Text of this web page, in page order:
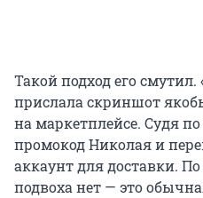
Такой подход его
прислала скриншот
на маркетплейсе. Судя
промокод Николая и
аккаунт для доставки.
подвоха нет — это